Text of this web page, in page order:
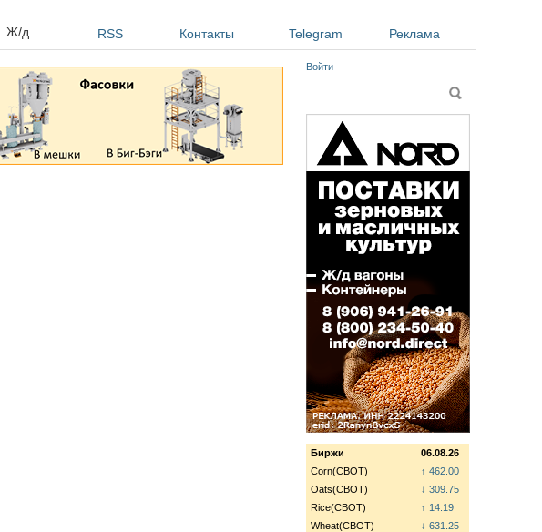
Ж/д RSS Контакты Telegram Реклама
Войти
Поиск
Биржи
06.08.26
Corn(CBOT)
↑ 462.00
Oats(CBOT)
↓ 309.75
Rice(CBOT)
↑ 14.19
Wheat(CBOT)
↓ 631.25